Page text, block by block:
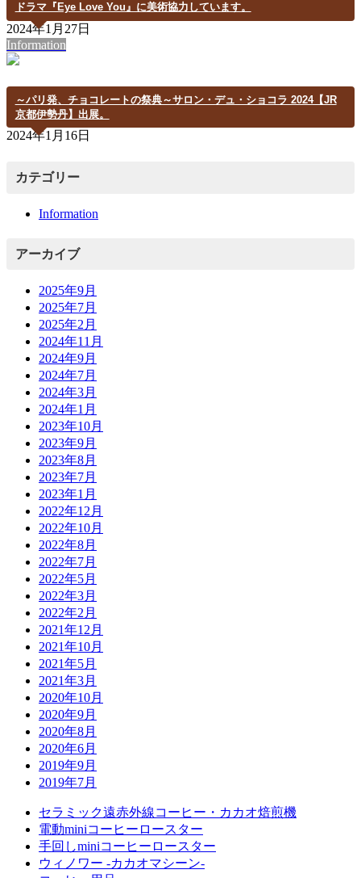
ドラマ『Eye Love You』に美術協力しています。
2024年1月27日
Information
～パリ発、チョコレートの祭典～サロン・デュ・ショコラ 2024【JR
京都伊勢丹】出展。
2024年1月16日
カテゴリー
Information
アーカイブ
2025年9月
2025年7月
2025年2月
2024年11月
2024年9月
2024年7月
2024年3月
2024年1月
2023年10月
2023年9月
2023年8月
2023年7月
2023年1月
2022年12月
2022年10月
2022年8月
2022年7月
2022年5月
2022年3月
2022年2月
2021年12月
2021年10月
2021年5月
2021年3月
2020年10月
2020年9月
2020年8月
2020年6月
2019年9月
2019年7月
セラミック遠赤外線コーヒー・カカオ焙煎機
電動miniコーヒーロースター
手回しminiコーヒーロースター
ウィノワー -カカオマシーン-